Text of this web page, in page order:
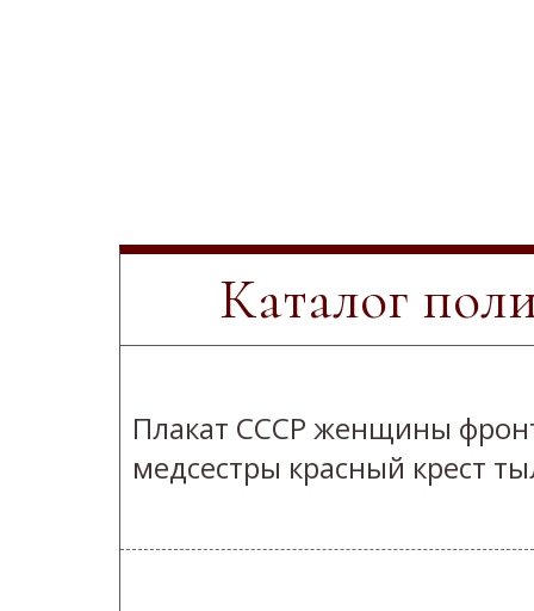
Каталог
Плакат СССР женщины
медсестры красный крест